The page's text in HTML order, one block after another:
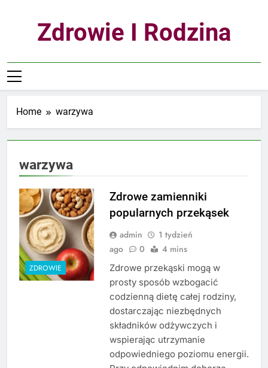
Zdrowie I Rodzina
Home warzywa
warzywa
ZDROWIE
Zdrowe zamienniki
popularnych przekąsek
admin
1 tydzień
ago
0 4 mins
Zdrowe przekąski mogą w
prosty sposób wzbogacić
codzienną dietę całej rodziny,
dostarczając niezbędnych
składników odżywczych i
wspierając utrzymanie
odpowiedniego poziomu energii.